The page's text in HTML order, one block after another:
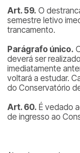
Art. 59. O
semestre letivo
trancamento.
Parágrafo único.
deverá ser
imediatamente
voltará a estudar.
do Conservatório
Art. 60. É vedado
de ingresso ao